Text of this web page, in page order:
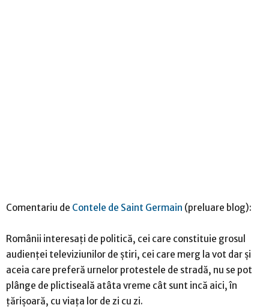
Comentariu de Contele de Saint Germain (preluare blog):
Românii interesați de politică, cei care constituie grosul
audienței televiziunilor de știri, cei care merg la vot dar și
aceia care preferă urnelor protestele de stradă, nu se pot
plânge de plictiseală atâta vreme cât sunt incă aici, în
țărișoară, cu viața lor de zi cu zi.